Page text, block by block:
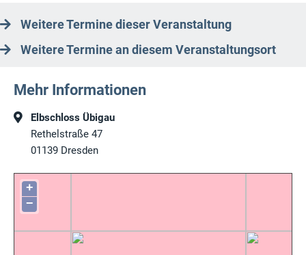
Weitere Termine dieser Veranstaltung
Weitere Termine an diesem Veranstaltungsort
Mehr Informationen
Elbschloss Übigau
Rethelstraße 47
01139 Dresden
+
−